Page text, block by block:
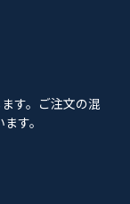
す。ご注文の混
す。